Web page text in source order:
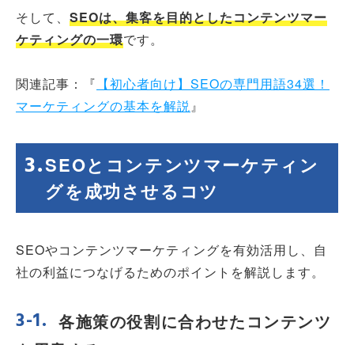
そして、 SEOは、集客を目的としたコンテンツマー
ケティングの一環です。
関連記事：『 【初心者向け】SEOの専門用語34選！
マーケティングの基本を解説』
SEOとコンテンツマーケティン
グを成功させるコツ
SEOやコンテンツマーケティングを有効活用し、自
社の利益につなげるためのポイントを解説します。
各施策の役割に合わせたコンテンツ